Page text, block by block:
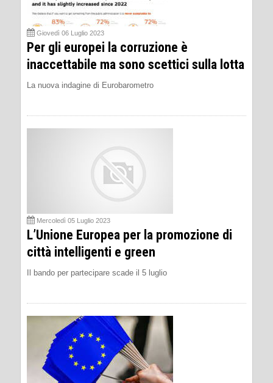
Giovedì 06 Luglio 2023
Per gli europei la corruzione è
inaccettabile ma sono scettici sulla lotta
La nuova indagine di Eurobarometro
Mercoledì 05 Luglio 2023
L’Unione Europea per la promozione di
città intelligenti e green
Il bando per partecipare scade il 5 luglio